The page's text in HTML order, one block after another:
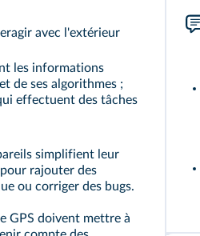
avec l'extérieur
les informations
de ses algorithmes ;
effectuent des tâches
simplifient leur
rajouter des
ou corriger des bugs.
GPS doivent mettre à